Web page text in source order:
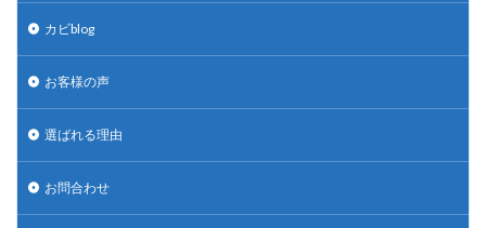
カビblog
お客様の声
選ばれる理由
お問合わせ